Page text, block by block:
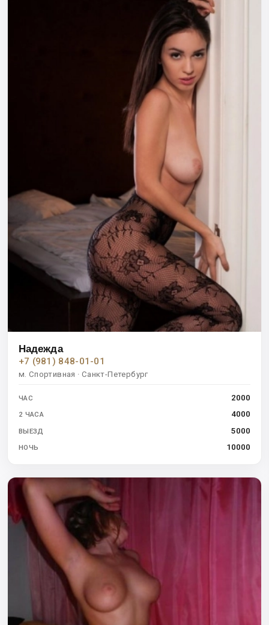
Надежда
+7 (981) 848-01-01
м. Спортивная · Санкт-Петербург
ЧАС 2000
2 ЧАСА 4000
ВЫЕЗД 5000
НОЧЬ 10000